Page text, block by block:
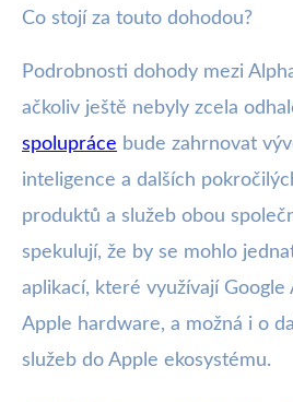
Co stojí za touto dohodou?
Podrobnosti dohody mezi
ačkoliv ještě nebyly zcela
spolupráce bude zahrnovat
inteligence a dalších
produktů a služeb obou
spekulují, že by se mohlo
aplikací, které využívají Google
Apple hardware, a možná i o
služeb do Apple ekosystému.